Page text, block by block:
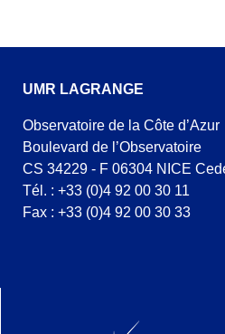
UMR LAGRANGE
Observatoire de la Côte d’Azur
Boulevard de l’Observatoire
CS 34229 - F 06304 NICE
Tél. : +33 (0)4 92 00 30 11
Fax : +33 (0)4 92 00 30 33